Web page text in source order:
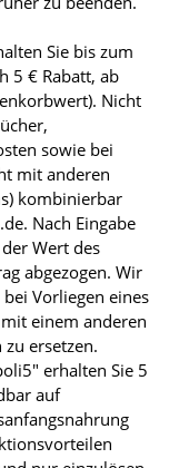
Sie bis zum
5 € Rabatt, ab
Nicht
sowie bei
mit anderen
kombinierbar
Nach Eingabe
Wert des
abgezogen. Wir
Vorliegen eines
einem anderen
ersetzen.
erhalten Sie 5
auf